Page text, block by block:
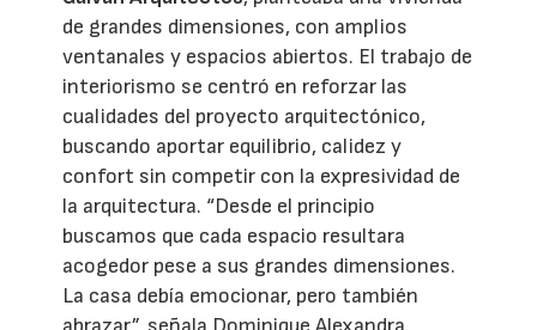
de grandes dimensiones, con amplios
ventanales y espacios abiertos. El trabajo de
interiorismo se centró en reforzar las
cualidades del proyecto arquitectónico,
buscando aportar equilibrio, calidez y
confort sin competir con la expresividad de
la arquitectura. “Desde el principio
buscamos que cada espacio resultara
acogedor pese a sus grandes dimensiones.
La casa debía emocionar, pero también